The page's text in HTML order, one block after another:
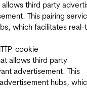
third party
This pairing
which facilitates real-
cookie
allows third party
advertisement. This
hubs,